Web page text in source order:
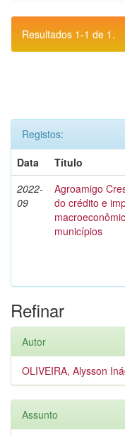
Resultados 1-1 de 1.
Registos:
Data
Título
2022-
09
Agroamigo
do crédito e
municípios
Refinar
Autor
OLIVEIRA, Alysson
Assunto